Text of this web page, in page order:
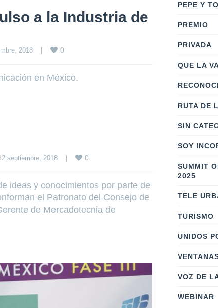
a la Industria de
2018 0
en México.
septiembre, 2018 0
ideas y conocimientos por parte de
el Patronato del Consejo de
de Mercadotecnia de
PEPE Y
PREMIO
PRIVADA
QUE LA
RUTA DE
SIN
SOY
SUMMIT
2025
TELE
TURISMO
UNIDOS
VOZ DE
WEBINAR